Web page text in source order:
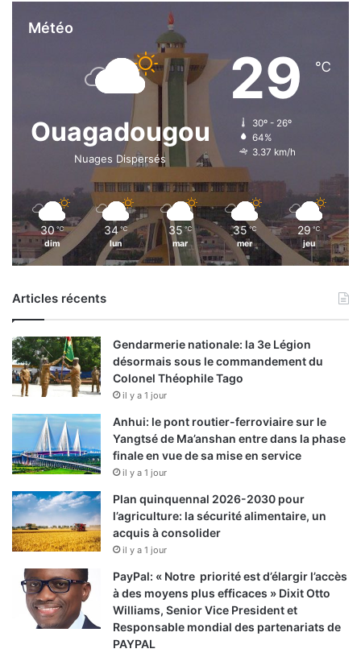
Météo
Ouagadougou
Nuages Dispersés
29 ℃
30º - 26º
64%
3.37 km/h
30 ℃
dim
34 ℃
lun
35 ℃
mar
35 ℃
mer
29 ℃
jeu
Articles récents
Gendarmerie nationale: la 3e Légion
désormais sous le commandement du
Colonel Théophile Tago
il y a 1 jour
Anhui: le pont routier-ferroviaire sur le
Yangtsé de Ma’anshan entre dans la phase
finale en vue de sa mise en service
il y a 1 jour
Plan quinquennal 2026-2030 pour
l’agriculture: la sécurité alimentaire, un
acquis à consolider
il y a 1 jour
PayPal: « Notre priorité est d’élargir l’accès
à des moyens plus efficaces » Dixit Otto
Williams, Senior Vice President et
Responsable mondial des partenariats de
PAYPAL